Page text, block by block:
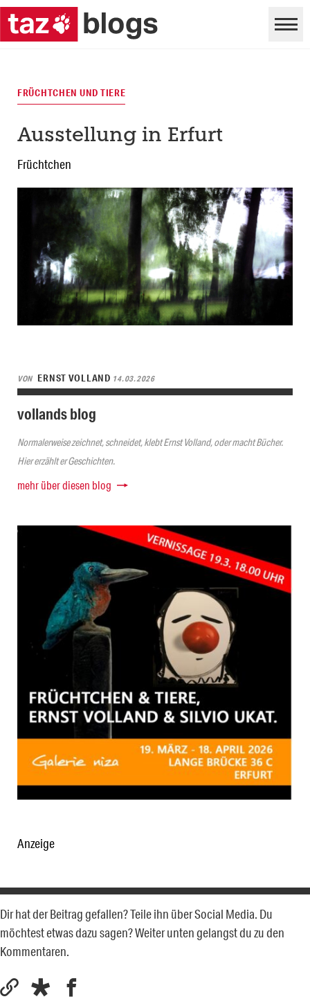
FRÜCHTCHEN UND TIERE
Ausstellung in Erfurt
Früchtchen
VON ERNST VOLLAND 14.03.2026
vollands blog
Normalerweise zeichnet, schneidet, klebt Ernst Volland, oder macht Bücher.
Hier erzählt er Geschichten.
mehr über diesen blog
Anzeige
Dir hat der Beitrag gefallen? Teile ihn über Social Media. Du
möchtest etwas dazu sagen? Weiter unten gelangst du zu den
Kommentaren.